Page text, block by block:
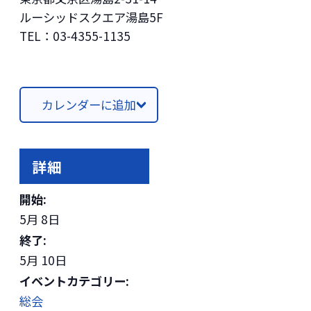
ルーシッドスクエア湯島5F
TEL：03-4355-1135
カレンダーに追加
詳細
開始:
5月 8日
終了:
5月 10日
イベントカテゴリー:
総会